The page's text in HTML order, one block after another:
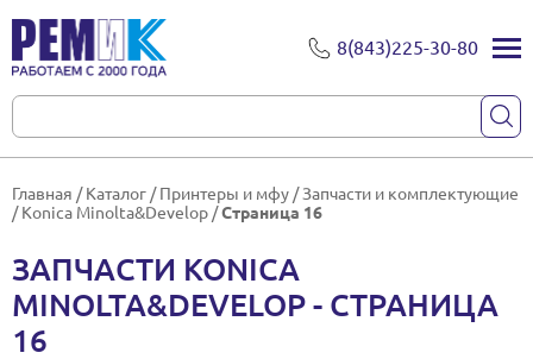
8(843)225-30-80
Главная /Каталог /Принтеры и мфу /Запчасти и комплектующие
/Konica Minolta&Develop /Страница 16
ЗАПЧАСТИ KONICA
MINOLTA&DEVELOP - СТРАНИЦА
16